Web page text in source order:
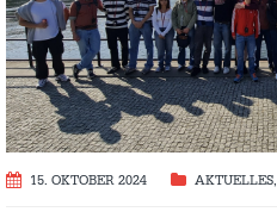
15. OKTOBER 2024 AKTUELLES,